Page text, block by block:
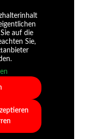
auf die
Sie,